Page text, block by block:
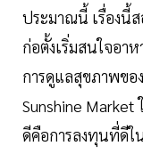
ประมาณนี้ เรื่องนี้
ก่อตั้งเริ่มสนใจอา
การดูแลสุขภาพข
Sunshine
ดีคือการลงทุนที่ดีใ